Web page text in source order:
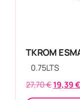
TKROM
0.75LTS
27,70€19,39€